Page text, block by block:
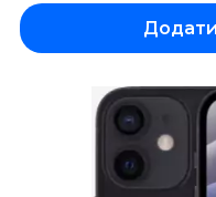
Додати